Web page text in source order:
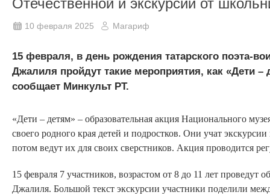
Отечественной и экскурсии от
10 февраля 2025 Магариф
15 февраля, в день рождения татарского поэта-
Джалиля пройдут такие мероприятия, как «Дети
сообщает Минкульт РТ.
«Дети – детям» – образовательная акция Национального
своего родного края детей и подростков. Они учат
потом ведут их для своих сверстников. Акция проводится
15 февраля 7 участников, возрастом от 8 до 11 лет
Джалиля. Большой текст экскурсии участники поделили